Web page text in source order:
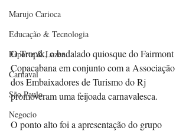
Marujo Carioca
Educação & Tecnologia
Esporte & Lazer
Carnaval
São Paulo
Negocio
O Tropik, o badalado quiosque do Fairmont
Copacabana em conjunto com a Associação
dos Embaixadores de Turismo do Rj
promoveram uma feijoada carnavalesca.
O ponto alto foi a apresentação do grupo